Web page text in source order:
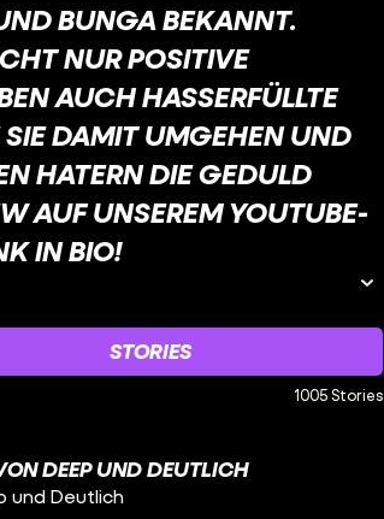
BUNGA BEKANNT.
NUR POSITIVE
AUCH HASSERFÜLLTE
DAMIT UMGEHEN UND
HATERN DIE GEDULD
AUF UNSEREM YOUTUBE-
IN BIO!
STORIES
1005 Stories
DEEP UND DEUTLICH
und Deutlich